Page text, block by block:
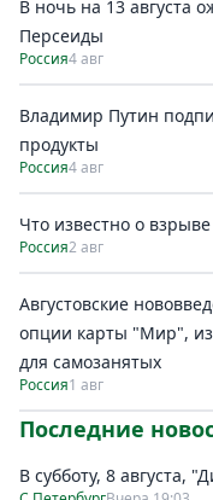
В ночь на 13 августа
Персеиды
Россия4 авг
Владимир Путин
продукты
Россия4 авг
Что известно о
Россия2 авг
Августовские
опции карты "Мир",
для самозанятых
Россия1 авг
Последние
В субботу, 8 августа,